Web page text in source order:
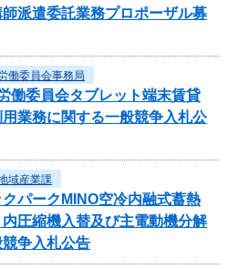
派遣委託業務プロポーザル募
働委員会事務局
働委員会タブレット端末賃貸
業務に関する一般競争入札公
域産業課
クパークMINO空冷内融式蓄熱
圧縮機入替及び主電動機分解
争入札公告